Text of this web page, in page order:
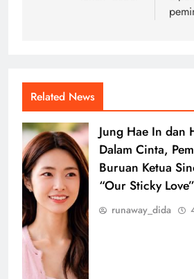
Related News
Jung Hae In dan
Dalam Cinta,
Buruan Ketua
“Our Sticky Love”
runaway_dida